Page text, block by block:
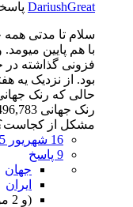
DariushGreat
سلام تا مدتی
با هم پایین
فزونی گذاشته
بود. از نزدیک یه
حالی که رنک
مشکل از
16 شهریور 1395
9 پاسخ
جهان
ایران
(و 2 مورد دیگر)